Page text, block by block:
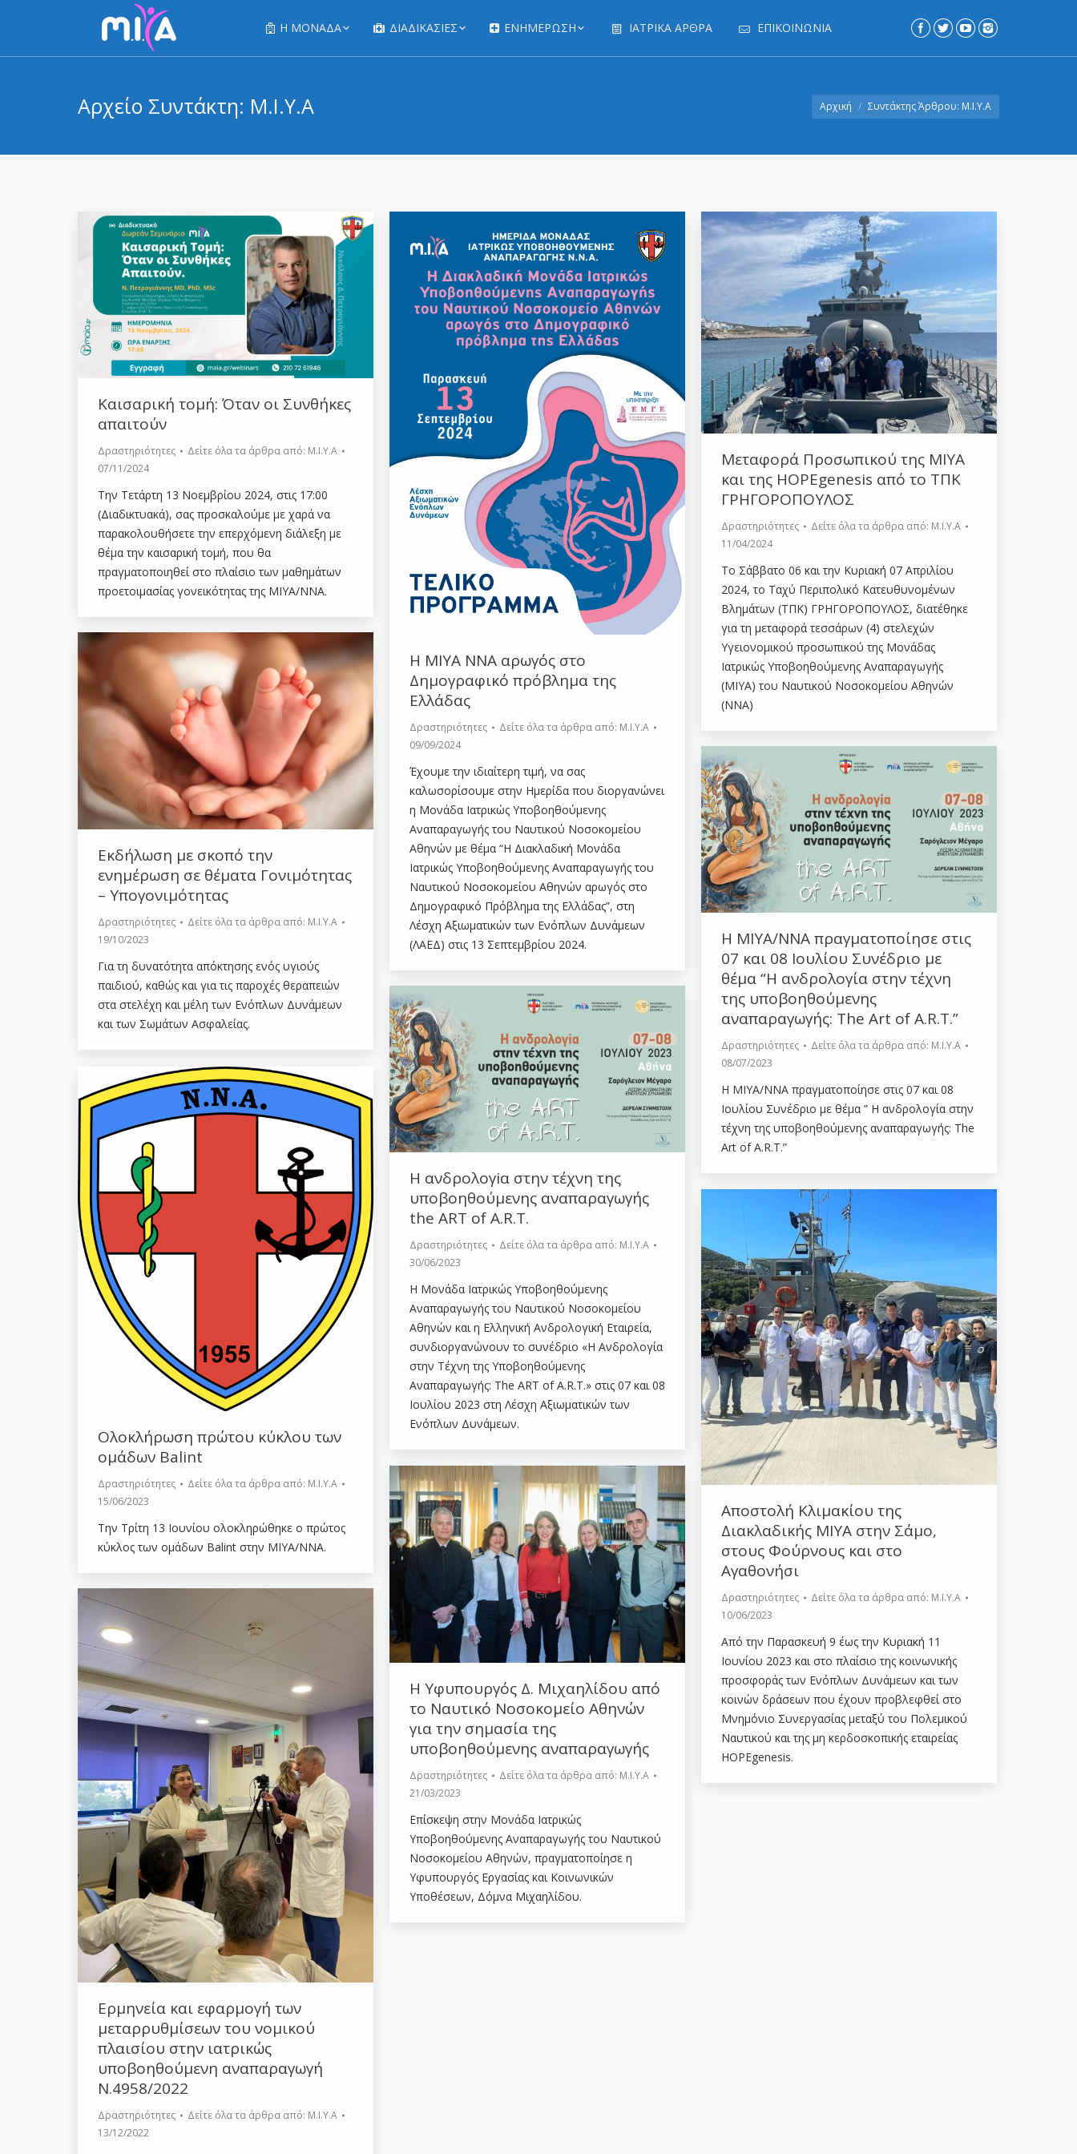
Η ΜΟΝΑΔΑ ΔΙΑΔΙΚΑΣΊΕΣ ΕΝΗΜΕΡΩΣΗ ΙΑΤΡΙΚΆ ΆΡΘΡΑ ΕΠΙΚΟΙΝΩΝΊΑ
Αρχείο Συντάκτη: Μ.Ι.Υ.Α Αρχική Συντάκτης Άρθρου: Μ.Ι.Υ.Α
Καισαρική τομή: Όταν οι Συνθήκες
απαιτούν
Δραστηριότητες Δείτε όλα τα άρθρα από: Μ.Ι.Υ.Α
07/11/2024
Την Τετάρτη 13 Νοεμβρίου 2024, στις 17:00
(Διαδικτυακά), σας προσκαλούμε με χαρά να
παρακολουθήσετε την επερχόμενη διάλεξη με
θέμα την καισαρική τομή, που θα
πραγματοποιηθεί στο πλαίσιο των μαθημάτων
προετοιμασίας γονεικότητας της ΜΙΥΑ/ΝΝΑ.
H ΜΙΥΑ ΝΝΑ αρωγός στο
Δημογραφικό πρόβλημα της
Ελλάδας
Δραστηριότητες Δείτε όλα τα άρθρα από: Μ.Ι.Υ.Α
09/09/2024
Έχουμε την ιδιαίτερη τιμή, να σας
καλωσορίσουμε στην Ημερίδα που διοργανώνει
η Μονάδα Ιατρικώς Υποβοηθούμενης
Αναπαραγωγής του Ναυτικού Νοσοκομείου
Αθηνών με θέμα “Η Διακλαδική Μονάδα
Ιατρικώς Υποβοηθούμενης Αναπαραγωγής του
Ναυτικού Νοσοκομείου Αθηνών αρωγός στο
Δημογραφικό Πρόβλημα της Ελλάδας”, στη
Λέσχη Αξιωματικών των Ενόπλων Δυνάμεων
(ΛΑΕΔ) στις 13 Σεπτεμβρίου 2024.
Μεταφορά Προσωπικού της ΜΙΥΑ
και της HOPEgenesis από το ΤΠΚ
ΓΡΗΓΟΡΟΠΟΥΛΟΣ
Δραστηριότητες Δείτε όλα τα άρθρα από: Μ.Ι.Υ.Α
11/04/2024
Το Σάββατο 06 και την Κυριακή 07 Απριλίου
2024, το Ταχύ Περιπολικό Κατευθυνομένων
Βλημάτων (ΤΠΚ) ΓΡΗΓΟΡΟΠΟΥΛΟΣ, διατέθηκε
για τη μεταφορά τεσσάρων (4) στελεχών
Υγειονομικού προσωπικού της Μονάδας
Ιατρικώς Υποβοηθούμενης Αναπαραγωγής
(ΜΙΥΑ) του Ναυτικού Νοσοκομείου Αθηνών
(ΝΝΑ)
Εκδήλωση με σκοπό την
ενημέρωση σε θέματα Γονιμότητας
– Υπογονιμότητας
Δραστηριότητες Δείτε όλα τα άρθρα από: Μ.Ι.Υ.Α
19/10/2023
Για τη δυνατότητα απόκτησης ενός υγιούς
παιδιού, καθώς και για τις παροχές θεραπειών
στα στελέχη και μέλη των Ενόπλων Δυνάμεων
και των Σωμάτων Ασφαλείας.
Η ΜΙΥΑ/ΝΝΑ πραγματοποίησε στις
07 και 08 Ιουλίου Συνέδριο με
θέμα “Η ανδρολογία στην τέχνη
της υποβοηθούμενης
αναπαραγωγής: The Art of A.R.T.”
Δραστηριότητες Δείτε όλα τα άρθρα από: Μ.Ι.Υ.Α
08/07/2023
Η ΜΙΥΑ/ΝΝΑ πραγματοποίησε στις 07 και 08
Ιουλίου Συνέδριο με θέμα ” Η ανδρολογία στην
τέχνη της υποβοηθούμενης αναπαραγωγής: The
Art of A.R.T.”
Η ανδρολογiα στην τέχνη της
υποβοηθούμενης αναπαραγωγής
the ART of A.R.T.
Δραστηριότητες Δείτε όλα τα άρθρα από: Μ.Ι.Υ.Α
30/06/2023
H Μονάδα Ιατρικώς Υποβοηθούμενης
Αναπαραγωγής του Ναυτικού Νοσοκομείου
Αθηνών και η Ελληνική Ανδρολογική Εταιρεία,
συνδιοργανώνουν το συνέδριο «Η Ανδρολογία
στην Τέχνη της Υποβοηθούμενης
Αναπαραγωγής: The ART of A.R.T.» στις 07 και 08
Ιουλίου 2023 στη Λέσχη Αξιωματικών των
Ενόπλων Δυνάμεων.
Ολοκλήρωση πρώτου κύκλου των
ομάδων Balint
Δραστηριότητες Δείτε όλα τα άρθρα από: Μ.Ι.Υ.Α
15/06/2023
Την Τρίτη 13 Ιουνίου ολοκληρώθηκε ο πρώτος
κύκλος των ομάδων Balint στην ΜΙΥΑ/ΝΝΑ.
Αποστολή Κλιμακίου της
Διακλαδικής ΜΙΥΑ στην Σάμο,
στους Φούρνους και στο
Αγαθονήσι
Δραστηριότητες Δείτε όλα τα άρθρα από: Μ.Ι.Υ.Α
10/06/2023
Από την Παρασκευή 9 έως την Κυριακή 11
Ιουνίου 2023 και στο πλαίσιο της κοινωνικής
προσφοράς των Ενόπλων Δυνάμεων και των
κοινών δράσεων που έχουν προβλεφθεί στο
Μνημόνιο Συνεργασίας μεταξύ του Πολεμικού
Ναυτικού και της μη κερδοσκοπικής εταιρείας
HOPEgenesis.
Η Υφυπουργός Δ. Μιχαηλίδου από
το Ναυτικό Νοσοκομείο Αθηνών
για την σημασία της
υποβοηθούμενης αναπαραγωγής
Δραστηριότητες Δείτε όλα τα άρθρα από: Μ.Ι.Υ.Α
21/03/2023
Επίσκεψη στην Μονάδα Ιατρικώς
Υποβοηθούμενης Αναπαραγωγής του Ναυτικού
Νοσοκομείου Αθηνών, πραγματοποίησε η
Υφυπουργός Εργασίας και Κοινωνικών
Υποθέσεων, Δόμνα Μιχαηλίδου.
Ερμηνεία και εφαρμογή των
μεταρρυθμίσεων του νομικού
πλαισίου στην ιατρικώς
υποβοηθούμενη αναπαραγωγή
Ν.4958/2022
Δραστηριότητες Δείτε όλα τα άρθρα από: Μ.Ι.Υ.Α
13/12/2022